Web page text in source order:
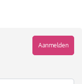
Aanmelden